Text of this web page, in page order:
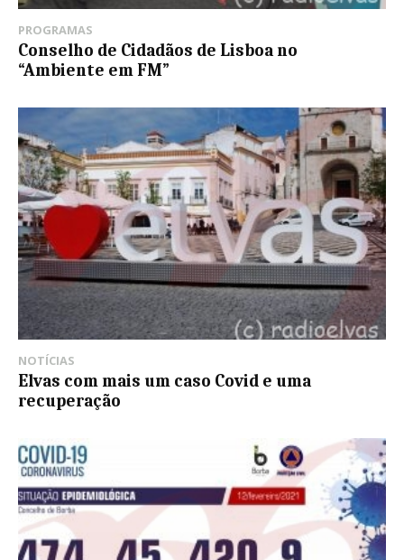
PROGRAMAS
Conselho de Cidadãos de Lisboa no
“Ambiente em FM”
NOTÍCIAS
Elvas com mais um caso Covid e uma
recuperação